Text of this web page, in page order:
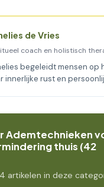
de Vries
coach en holistisch
begeleidt mensen op
innerlijke rust en
Ademtechnieken
thuis (42
artikelen in deze